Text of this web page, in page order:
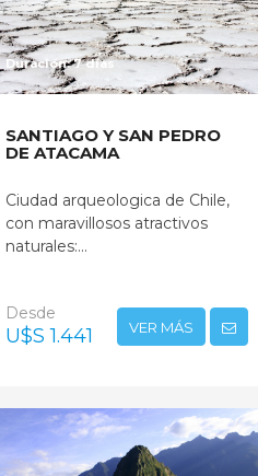
Duración: 7 días
SANTIAGO Y SAN PEDRO
DE ATACAMA
Ciudad arqueologica de Chile,
con maravillosos atractivos
naturales:...
Desde
U$S 1.441 VER MÁS